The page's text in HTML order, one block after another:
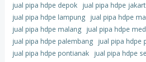
jual pipa hdpe depok jual pipa hdpe
jual pipa hdpe lampung jual pipa hdpe
jual pipa hdpe malang jual pipa hdpe
jual pipa hdpe palembang jual pipa hdpe
jual pipa hdpe pontianak jual pipa hdpe